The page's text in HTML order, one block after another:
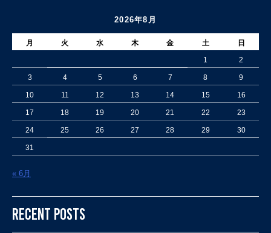
2026年8月
月 火 水 木 金 土 日
1 2
3 4 5 6 7 8 9
10 11 12 13 14 15 16
17 18 19 20 21 22 23
24 25 26 27 28 29 30
31
« 6月
RECENT POSTS